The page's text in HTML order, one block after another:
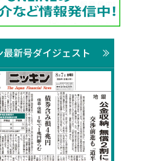
最新号ダイジェスト